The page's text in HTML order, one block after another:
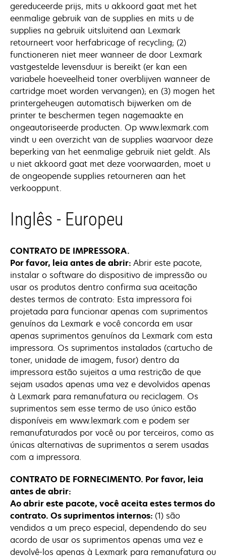
gereduceerde prijs, mits u akkoord gaat met het
eenmalige gebruik van de supplies en mits u de
supplies na gebruik uitsluitend aan Lexmark
retourneert voor herfabricage of recycling; (2)
functioneren niet meer wanneer de door Lexmark
vastgestelde levensduur is bereikt (er kan een
variabele hoeveelheid toner overblijven wanneer de
cartridge moet worden vervangen); en (3) mogen het
printergeheugen automatisch bijwerken om de
printer te beschermen tegen nagemaakte en
ongeautoriseerde producten. Op www.lexmark.com
vindt u een overzicht van de supplies waarvoor deze
beperking van het eenmalige gebruik niet geldt. Als
u niet akkoord gaat met deze voorwaarden, moet u
de ongeopende supplies retourneren aan het
verkooppunt.
Inglês - Europeu
CONTRATO DE IMPRESSORA.
Por favor, leia antes de abrir: Abrir este pacote,
instalar o software do dispositivo de impressão ou
usar os produtos dentro confirma sua aceitação
destes termos de contrato: Esta impressora foi
projetada para funcionar apenas com suprimentos
genuínos da Lexmark e você concorda em usar
apenas suprimentos genuínos da Lexmark com esta
impressora. Os suprimentos instalados (cartucho de
toner, unidade de imagem, fusor) dentro da
impressora estão sujeitos a uma restrição de que
sejam usados apenas uma vez e devolvidos apenas
à Lexmark para remanufatura ou reciclagem. Os
suprimentos sem esse termo de uso único estão
disponíveis em www.lexmark.com e podem ser
remanufaturados por você ou por terceiros, como as
únicas alternativas de suprimentos a serem usadas
com a impressora.
CONTRATO DE FORNECIMENTO. Por favor, leia
antes de abrir:
Ao abrir este pacote, você aceita estes termos do
contrato. Os suprimentos internos: (1) são
vendidos a um preço especial, dependendo do seu
acordo de usar os suprimentos apenas uma vez e
devolvê-los apenas à Lexmark para remanufatura ou